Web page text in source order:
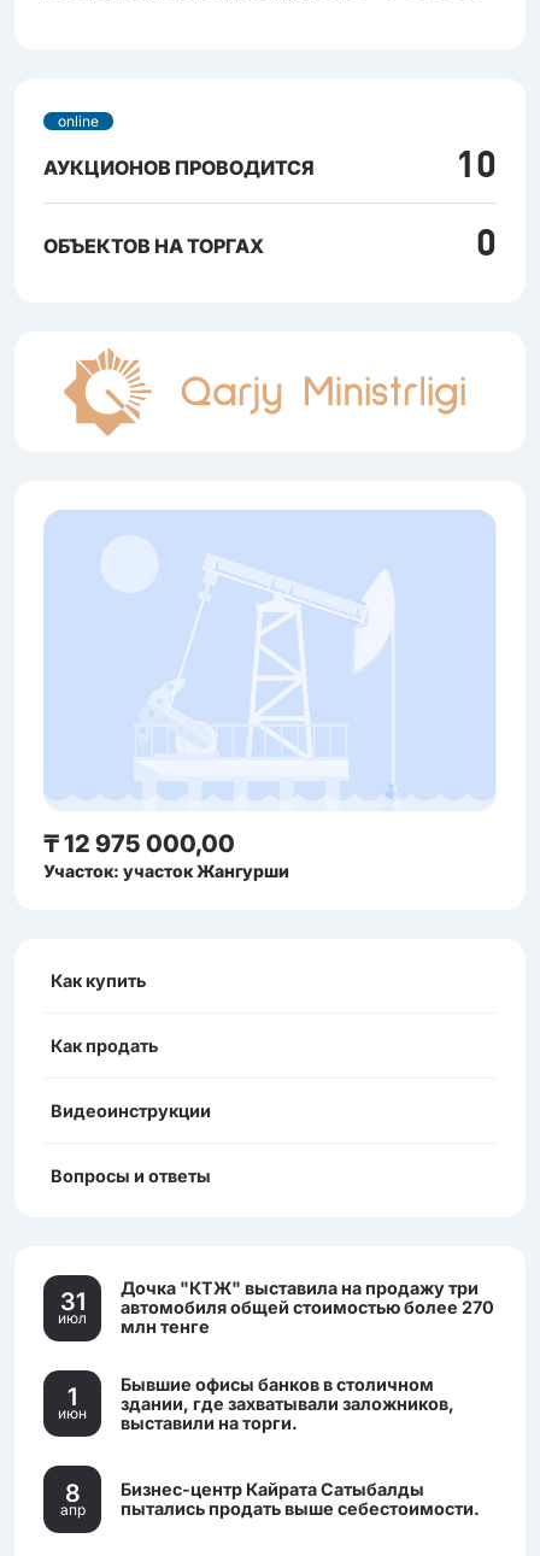
online
АУКЦИОНОВ ПРОВОДИТСЯ 10
ОБЪЕКТОВ НА ТОРГАХ 0
₸ 12 975 000,00
Участок: участок Жангурши
Как купить
Как продать
Видеоинструкции
Вопросы и ответы
31
июл
Дочка "КТЖ" выставила на продажу три
автомобиля общей стоимостью более 270
млн тенге
1
июн
Бывшие офисы банков в столичном
здании, где захватывали заложников,
выставили на торги.
8
апр
Бизнес-центр Кайрата Сатыбалды
пытались продать выше себестоимости.